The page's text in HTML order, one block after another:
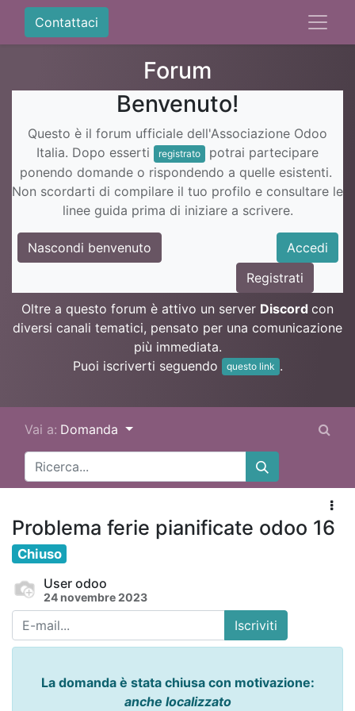
Contattaci
Forum
Benvenuto!
Questo è il forum ufficiale dell'Associazione Odoo
Italia. Dopo esserti
registrato
potrai partecipare
ponendo domande o rispondendo a quelle esistenti.
Non scordarti di compilare il tuo profilo e consultare le
linee guida prima di iniziare a scrivere.
Nascondi benvenuto
Accedi
Registrati
Oltre a questo forum è attivo un server Discord con
diversi canali tematici, pensato per una comunicazione
più immediata.
Puoi iscriverti seguendo
questo link .
Vai a: Domanda
Problema ferie pianificate odoo 16
Chiuso
User odoo
24 novembre 2023
Iscriviti
La domanda è stata chiusa con motivazione:
anche localizzato